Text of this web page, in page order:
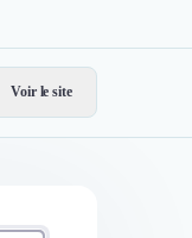
Voir le site